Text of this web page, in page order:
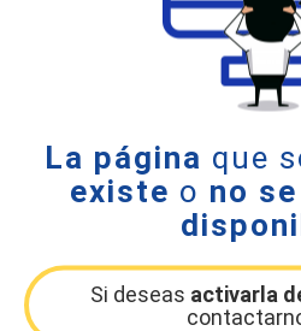
La página que
existe o no
Si deseas activarla